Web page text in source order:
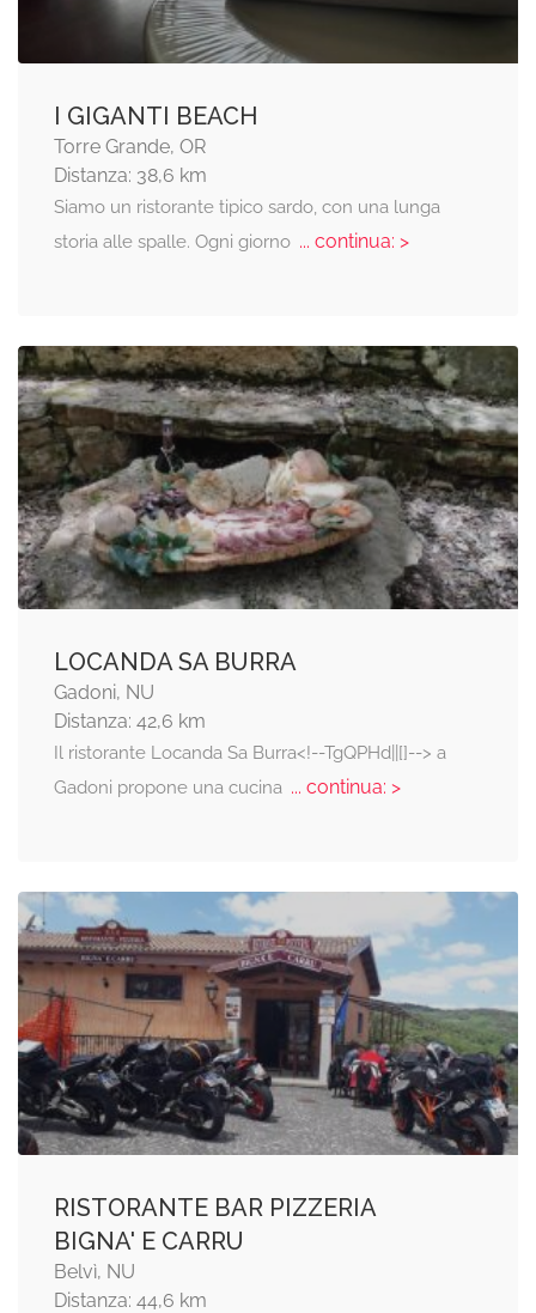
I GIGANTI BEACH
Torre Grande, OR
Distanza: 38,6 km
Siamo un ristorante tipico sardo, con una lunga
storia alle spalle. Ogni giorno... continua: >
LOCANDA SA BURRA
Gadoni, NU
Distanza: 42,6 km
Il ristorante Locanda Sa Burra<!--TgQPHd||[]--> a
Gadoni propone una cucina... continua: >
RISTORANTE BAR PIZZERIA
BIGNA' E CARRU
Belvì, NU
Distanza: 44,6 km